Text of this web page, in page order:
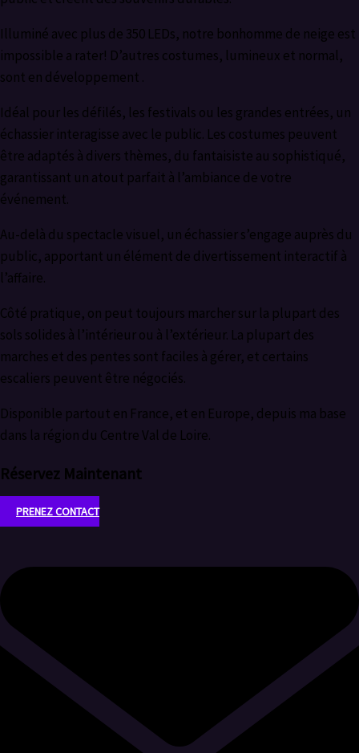
Illuminé avec plus de 350 LEDs, notre bonhomme de neige est
impossible a rater! D’autres costumes, lumineux et normal,
sont en développement .
Idéal pour les défilés, les festivals ou les grandes entrées, un
échassier interagisse avec le public. Les costumes peuvent
être adaptés à divers thèmes, du fantaisiste au sophistiqué,
garantissant un atout parfait à l’ambiance de votre
événement.
Au-delà du spectacle visuel, un échassier s’engage auprès du
public, apportant un élément de divertissement interactif à
l’affaire.
Côté pratique, on peut toujours marcher sur la plupart des
sols solides à l’intérieur ou à l’extérieur. La plupart des
marches et des pentes sont faciles à gérer, et certains
escaliers peuvent être négociés.
Disponible partout en France, et en Europe, depuis ma base
dans la région du Centre Val de Loire.
Réservez Maintenant
PRENEZ CONTACT